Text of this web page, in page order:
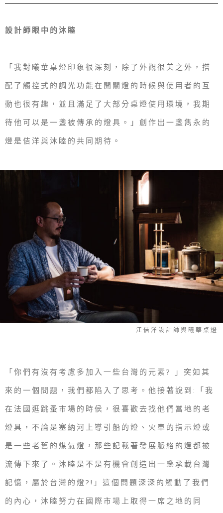
設計師眼中的沐睦
「我對曦華桌燈印象很深刻，除了外觀很美之外，搭
配了觸控式的調光功能在開關燈的時候與使用者的互
動也很有趣，並且滿足了大部分桌燈使用環境，我期
待他可以是一盞被傳承的燈具。」創作出一盞雋永的
燈是佶洋與沐睦的共同期待。
江佶洋設計師與曦華桌燈
「你們有沒有考慮多加入一些台灣的元素? 」突如其
來的一個問題，我們都陷入了思考。他接著說到:「我
在法國逛跳蚤市場的時侯，很喜歡去找他們當地的老
燈具，不論是塞納河上導引船的燈、火車的指示燈或
是一些老舊的煤氣燈，那些記載著發展脈絡的燈都被
流傳下來了。沐睦是不是有機會創造出一盞承載台灣
記憶，屬於台灣的燈?!」這個問題深深的觸動了我們
的內心，沐睦努力在國際市場上取得一席之地的同